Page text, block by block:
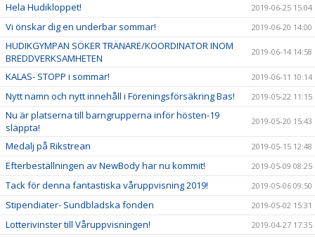
Hela Hudikloppet! 2019-06-25 15:04
Vi önskar dig en underbar sommar! 2019-06-20 14:00
HUDIKGYMPAN SÖKER TRÄNARE/KOORDINATOR INOM
BREDDVERKSAMHETEN
2019-06-14 14:58
KALAS- STOPP i sommar! 2019-06-11 10:14
Nytt namn och nytt innehåll i Föreningsförsäkring Bas! 2019-05-22 11:15
Nu är platserna till barngrupperna inför hösten-19
släppta!
2019-05-20 15:43
Medalj på Rikstrean 2019-05-15 12:48
Efterbeställningen av NewBody har nu kommit! 2019-05-09 08:25
Tack för denna fantastiska våruppvisning 2019! 2019-05-06 09:50
Stipendiater- Sundbladska fonden 2019-05-02 15:31
Lotterivinster till Våruppvisningen! 2019-04-27 17:35